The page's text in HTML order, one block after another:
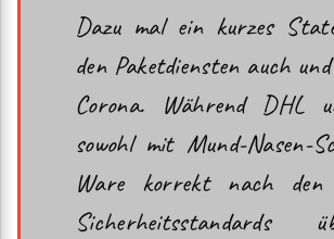
Dazu mal ein kurzes
den Paketdiensten auch
Corona. Während DHL
sowohl mit Mund-Nasen-
Ware korrekt nach den
Sicherheitsstandards